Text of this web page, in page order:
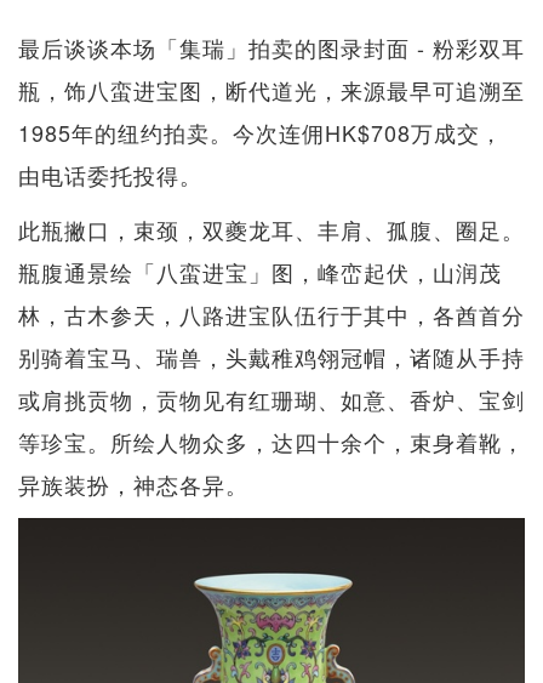
最后谈谈本场「集瑞」拍卖的图录封面 - 粉彩双耳
瓶，饰八蛮进宝图，断代道光，来源最早可追溯至
1985年的纽约拍卖。今次连佣HK$708万成交，
由电话委托投得。
此瓶撇口，束颈，双夔龙耳、丰肩、孤腹、圈足。
瓶腹通景绘「八蛮进宝」图，峰峦起伏，山润茂
林，古木参天，八路进宝队伍行于其中，各酋首分
别骑着宝马、瑞兽，头戴稚鸡翎冠帽，诸随从手持
或肩挑贡物，贡物见有红珊瑚、如意、香炉、宝剑
等珍宝。所绘人物众多，达四十余个，束身着靴，
异族装扮，神态各异。